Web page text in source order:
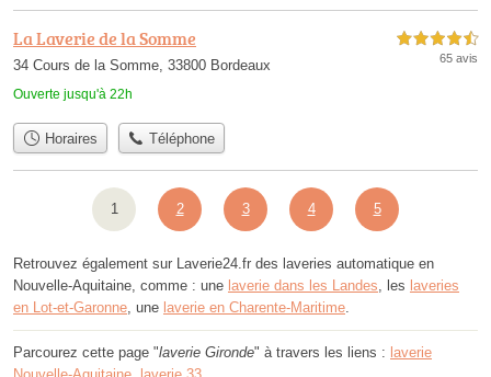
La Laverie de la Somme
34 Cours de la Somme, 33800 Bordeaux
Ouverte jusqu'à 22h
4,5 étoiles sur 5
65 avis
Horaires Téléphone
1 2 3 4 5
Retrouvez également sur Laverie24.fr des laveries automatique en
Nouvelle-Aquitaine, comme : une laverie dans les Landes, les laveries
en Lot-et-Garonne, une laverie en Charente-Maritime.
Parcourez cette page "laverie Gironde" à travers les liens : laverie